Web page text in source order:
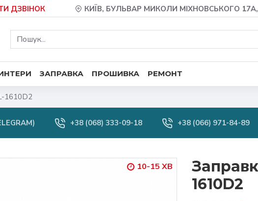
ДЗВІНОК КИЇВ, БУЛЬВАР МИКОЛИ МІХНОВСЬКОГО
ЗАПРАВКА ПРОШИВКА РЕМОНТ
1610D2
+38 (068) 333-09-18 +38 (066) 971-84-89
10-15 ХВ
1610D2